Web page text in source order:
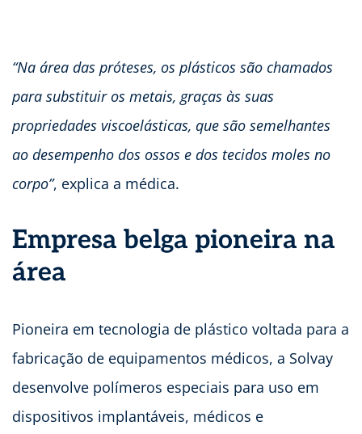
“Na área das próteses, os plásticos são chamados
para substituir os metais, graças às suas
propriedades viscoelásticas, que são semelhantes
ao desempenho dos ossos e dos tecidos moles no
corpo”, explica a médica.
Empresa belga pioneira na
área
Pioneira em tecnologia de plástico voltada para a
fabricação de equipamentos médicos, a Solvay
desenvolve polímeros especiais para uso em
dispositivos implantáveis, médicos e